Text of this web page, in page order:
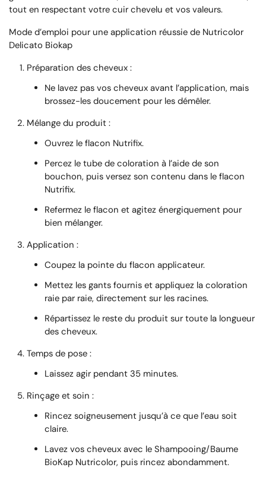
tout en respectant votre cuir chevelu et vos valeurs.
Mode d’emploi pour une application réussie de Nutricolor
Delicato Biokap
Préparation des cheveux:
Ne lavez pas vos cheveux avant l’application, mais
brossez-les doucement pour les démêler.
Mélange du produit:
Ouvrez le flacon Nutrifix.
Percez le tube de coloration à l’aide de son
bouchon, puis versez son contenu dans le flacon
Nutrifix.
Refermez le flacon et agitez énergiquement pour
bien mélanger.
Application :
Coupez la pointe du flacon applicateur.
Mettez les gants fournis et appliquez la coloration
raie par raie, directement sur les racines.
Répartissez le reste du produit sur toute la longueur
des cheveux.
Temps de pose:
Laissez agir pendant 35 minutes.
Rinçage et soin :
Rincez soigneusement jusqu’à ce que l’eau soit
claire.
Lavez vos cheveux avec le Shampooing/Baume
BioKap Nutricolor, puis rincez abondamment.